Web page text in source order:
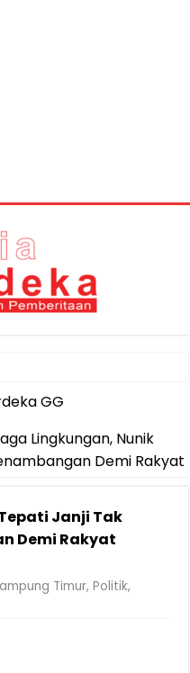
Ahli Waris Korban
Tinjau Penanganan
Jasa Raharja Tinjau Korban
Kebakaran KM Mutiara
Cetak SDM Adaptif
Roadshow Lampung
Jalan Sehat Lansia, Ajak
PANRB Perkuat
Lingkungan, Nunik
Demi Rakyat
Janji Tak
Demi Rakyat
Timur,Politik,